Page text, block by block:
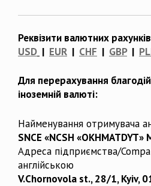
Реквізити валютних рахунків
USD | EUR | CHF | GBP|
Для перерахування
іноземній валюті:
Найменування отримувача
SNCE «NCSH «OKHMATDYT»
Адреса підприємства/
англійською
V.Chornovola st., 28/1, Kyiv,